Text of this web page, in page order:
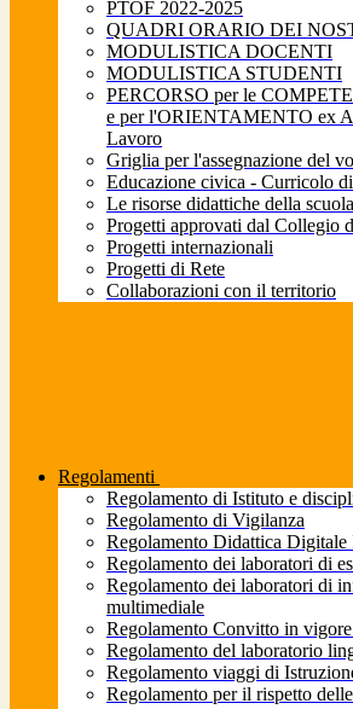
PTOF 2022-2025
QUADRI ORARIO DEI
MODULISTICA DOCENTI
MODULISTICA STUDENTI
PERCORSO per le
e per l'ORIENTAMENTO ex
Lavoro
Griglia per l'assegnazione del
Educazione civica - Curricolo
Le risorse didattiche della scuola
Progetti approvati dal Collegio
Progetti internazionali
Progetti di Rete
Collaborazioni con il territorio
Regolamenti
Regolamento di Istituto e
Regolamento di Vigilanza
Regolamento Didattica Digitale
Regolamento dei laboratori di
Regolamento dei laboratori di
multimediale
Regolamento Convitto in
Regolamento del laboratorio
Regolamento viaggi di
Regolamento per il rispetto